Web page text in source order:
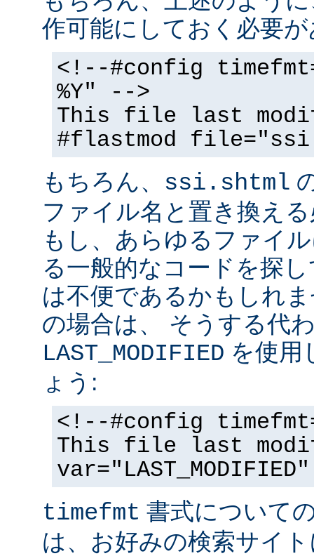
作可能にしておく必要
<!--#config
%Y" -->
This file last
#flastmod
もちろん、 ssi.shtml
ファイル名と置き換え
もし、あらゆるファイ
る一般的なコードを探
は不便であるかもしれ
の場合は、 そうする代
LAST_MODIFIED を使用
ょう:
<!--#config
This file last
timefmt 書式について
は、お好みの検索サイ